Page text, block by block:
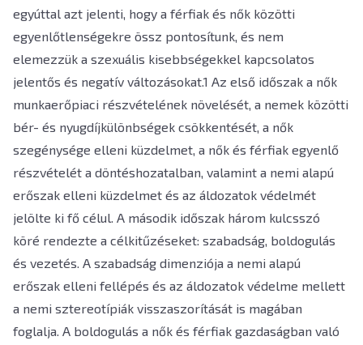
egyúttal azt jelenti, hogy a férfiak és nők közötti
egyenlőtlenségekre össz pontosítunk, és nem
elemezzük a szexuális kisebbségekkel kapcsolatos
jelentős és negatív változásokat.1 Az első időszak a nők
munkaerőpiaci részvételének növelését, a nemek közötti
bér- és nyugdíjkülönbségek csökkentését, a nők
szegénysége elleni küzdelmet, a nők és férfiak egyenlő
részvételét a döntéshozatalban, valamint a nemi alapú
erőszak elleni küzdelmet és az áldozatok védelmét
jelölte ki fő célul. A második időszak három kulcsszó
köré rendezte a célkitűzéseket: szabadság, boldogulás
és vezetés. A szabadság dimenziója a nemi alapú
erőszak elleni fellépés és az áldozatok védelme mellett
a nemi sztereotípiák visszaszorítását is magában
foglalja. A boldogulás a nők és férfiak gazdaságban való